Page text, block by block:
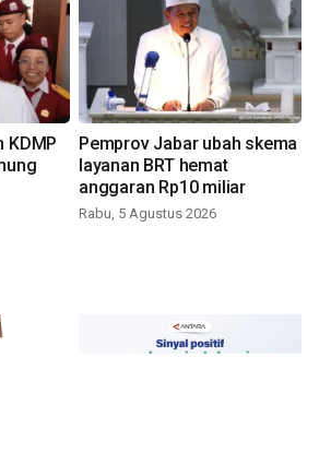
KDMP
Pemprov Jabar ubah skema
layanan BRT hemat
anggaran Rp10 miliar
Rabu, 5 Agustus 2026